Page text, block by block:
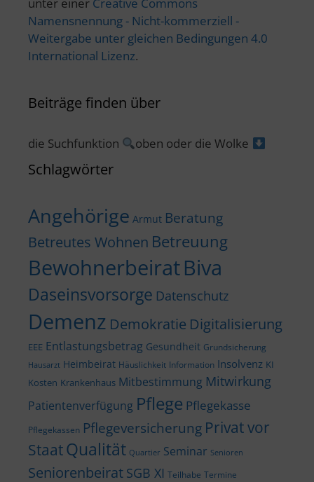
Namensnennung - Nicht-kommerziell -
Weitergabe unter gleichen Bedingungen 4.0
International Lizenz.
Beiträge finden über
die Suchfunktion oben oder die Wolke
Schlagwörter
Angehörige Armut Beratung
Betreutes Wohnen Betreuung
BewohnerbeiratBiva
Daseinsvorsorge Datenschutz
Demenz Demokratie Digitalisierung
EEE Entlastungsbetrag Gesundheit Grundsicherung
Hausarzt Heimbeirat Häuslichkeit Information Insolvenz KI
Kosten Krankenhaus Mitbestimmung Mitwirkung
Patientenverfügung Pflege Pflegekasse
Pflegekassen Pflegeversicherung Privat vor
StaatQualität Quartier Seminar Senioren
Seniorenbeirat SGB XI Teilhabe Termine